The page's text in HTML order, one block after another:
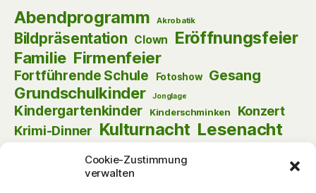
Cookie-Zustimmung
verwalten
Abendprogramm Akrobatik
Bildpräsentation Clown Eröffnungsfeier
Familie Firmenfeier
Fortführende Schule Fotoshow Gesang
Grundschulkinder Jonglage
Kindergartenkinder Kinderschminken Konzert
Krimi-Dinner Kulturnacht Lesenacht
Musik
Pantomime Puppentheater
Schulanfänger Szenische Lesung